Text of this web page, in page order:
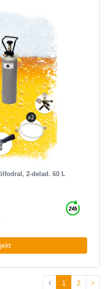
2-delad. 60 L
1 2